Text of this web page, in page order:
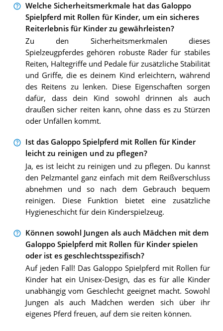
Welche Sicherheitsmerkmale hat das Galoppo
Spielpferd mit Rollen für Kinder, um ein sicheres
Reiterlebnis für Kinder zu gewährleisten?
Zu den Sicherheitsmerkmalen dieses
Spielzeugpferdes gehören robuste Räder für stabiles
Reiten, Haltegriffe und Pedale für zusätzliche Stabilität
und Griffe, die es deinem Kind erleichtern, während
des Reitens zu lenken. Diese Eigenschaften sorgen
dafür, dass dein Kind sowohl drinnen als auch
draußen sicher reiten kann, ohne dass es zu Stürzen
oder Unfällen kommt.
Ist das Galoppo Spielpferd mit Rollen für Kinder
leicht zu reinigen und zu pflegen?
Ja, es ist leicht zu reinigen und zu pflegen. Du kannst
den Pelzmantel ganz einfach mit dem Reißverschluss
abnehmen und so nach dem Gebrauch bequem
reinigen. Diese Funktion bietet eine zusätzliche
Hygieneschicht für dein Kinderspielzeug.
Können sowohl Jungen als auch Mädchen mit dem
Galoppo Spielpferd mit Rollen für Kinder spielen
oder ist es geschlechtsspezifisch?
Auf jeden Fall! Das Galoppo Spielpferd mit Rollen für
Kinder hat ein Unisex-Design, das es für alle Kinder
unabhängig vom Geschlecht geeignet macht. Sowohl
Jungen als auch Mädchen werden sich über ihr
eigenes Pferd freuen, auf dem sie reiten können.